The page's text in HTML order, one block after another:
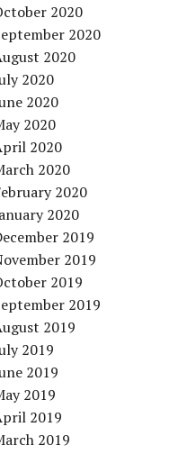
2020
2020
2020
2020
2020
2020
2020
2020
2020
2020
2019
2019
2019
2019
2019
2019
2019
2019
2019
2019